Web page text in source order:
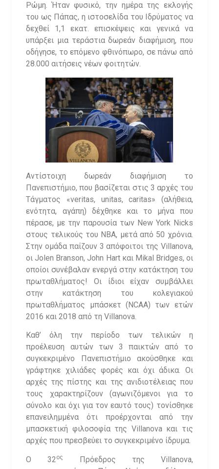
Ρώμη. Ήταν φυσικό, την ημέρα της εκλογής
του ως Πάπας, η ιστοσελίδα του Ιδρύματος να
δεχθεί 1,1 εκατ. επισκέψεις και γενικά να
υπάρξει μια τεράστια δωρεάν διαφήμιση, που
οδήγησε, το επόμενο φθινόπωρο, σε πάνω από
28.000 αιτήσεις νέων φοιτητών.
Αντίστοιχη δωρεάν διαφήμιση το
Πανεπιστήμιο, που βασίζεται στις 3 αρχές του
Τάγματος «veritas, unitas, caritas» (αλήθεια,
ενότητα, αγάπη) δέχθηκε και το μήνα που
πέρασε, με την παρουσία των New York Nicks
στους τελικούς του ΝΒΑ, μετά από 50 χρόνια.
Στην ομάδα παίζουν 3 απόφοιτοι της Villanova,
οι Jolen Branson, John Hart και Mikal Bridges, οι
οποίοι συνέβαλαν ενεργά στην κατάκτηση του
πρωταθλήματος! Οι ίδιοι είχαν συμβάλλει
στην κατάκτηση του κολεγιακού
πρωταθλήματος μπάσκετ (ΝCΑΑ) των ετών
2016 και 2018 από τη Villanova.
Καθ’ όλη την περίοδο των τελικών η
προέλευση αυτών των 3 παικτών από το
συγκεκριμένο Πανεπιστήμιο ακούσθηκε και
γράφτηκε χιλιάδες φορές και όχι άδικα. Οι
αρχές της πίστης και της ανιδιοτέλειας που
τους χαρακτηρίζουν (αγωνιζόμενοι για το
σύνολο και όχι για τον εαυτό τους) τονίσθηκε
επανειλημμένα ότι προέρχονται από την
μπασκετική φιλοσοφία της Villanova και τις
αρχές που πρεσβεύει το συγκεκριμένο ίδρυμα.
Ο 32 ος
Πρόεδρος της Villanova,